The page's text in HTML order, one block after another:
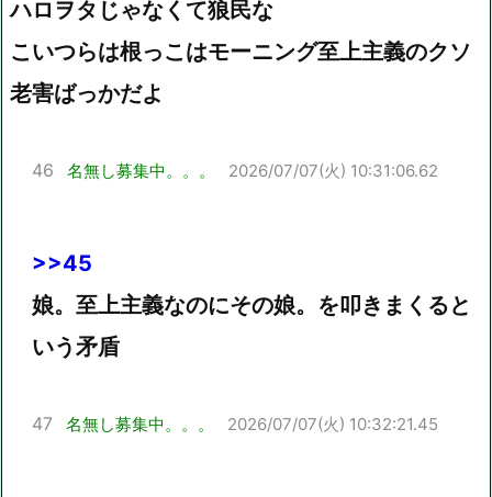
ハロヲタじゃなくて狼民な
こいつらは根っこはモーニング至上主義のクソ
老害ばっかだよ
46 名無し募集中。。。 2026/07/07(火) 10:31:06.62
>>45
娘。至上主義なのにその娘。を叩きまくると
いう矛盾
47 名無し募集中。。。 2026/07/07(火) 10:32:21.45